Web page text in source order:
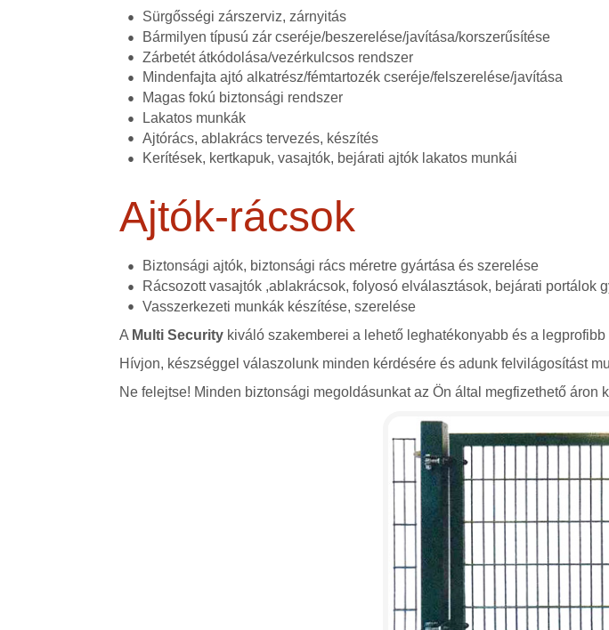
Sürgősségi zárszerviz, zárnyitás
Bármilyen típusú zár cseréje/beszerelése/javítása/korszerűsítése
Zárbetét átkódolása/vezérkulcsos rendszer
Mindenfajta ajtó alkatrész/fémtartozék cseréje/felszerelése/javítása
Magas fokú biztonsági rendszer
Lakatos munkák
Ajtórács, ablakrács tervezés, készítés
Kerítések, kertkapuk, vasajtók, bejárati ajtók lakatos munkái
Ajtók-rácsok
Biztonsági ajtók, biztonsági rács méretre gyártása és szerelése
Rácsozott vasajtók ,ablakrácsok, folyosó elválasztások, bejárati portálok
Vasszerkezeti munkák készítése, szerelése
A Multi Security kiváló szakemberei a lehető leghatékonyabb és a
Hívjon, készséggel válaszolunk minden kérdésére és adunk felvilágosítást
Ne felejtse! Minden biztonsági megoldásunkat az Ön által megfizethető áron